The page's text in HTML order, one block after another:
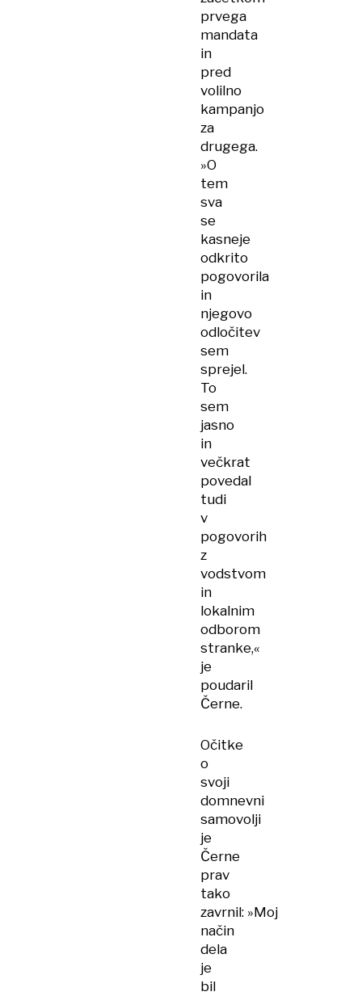
prvega
mandata
in
pred
volilno
kampanjo
za
drugega.
»O
tem
sva
se
kasneje
odkrito
pogovorila
in
njegovo
odločitev
sem
sprejel.
To
sem
jasno
in
večkrat
povedal
tudi
v
pogovorih
z
vodstvom
in
lokalnim
odborom
stranke,«
je
poudaril
Černe.
Očitke
o
svoji
domnevni
samovolji
je
Černe
prav
tako
zavrnil: »Moj
način
dela
je
bil